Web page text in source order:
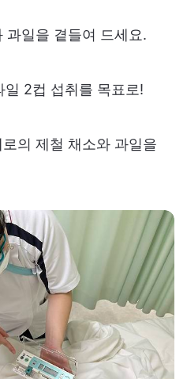
과일을 곁들여 드세요.
2컵 섭취를 목표로!
의 제철 채소와 과일을